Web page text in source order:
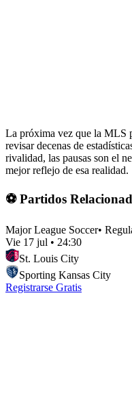
La próxima vez que la MLS
revisar decenas de
rivalidad, las pausas son el
mejor reflejo de esa realidad.
⚽ Partidos
Major League Soccer•
Vie 17 jul • 24:30
St. Louis City
Sporting Kansas City
Registrarse Gratis